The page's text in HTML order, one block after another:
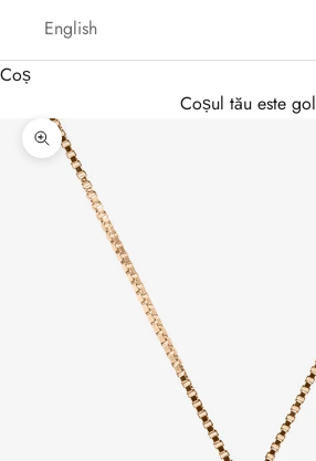
English
Coș
Coșul tău este gol
Mărește